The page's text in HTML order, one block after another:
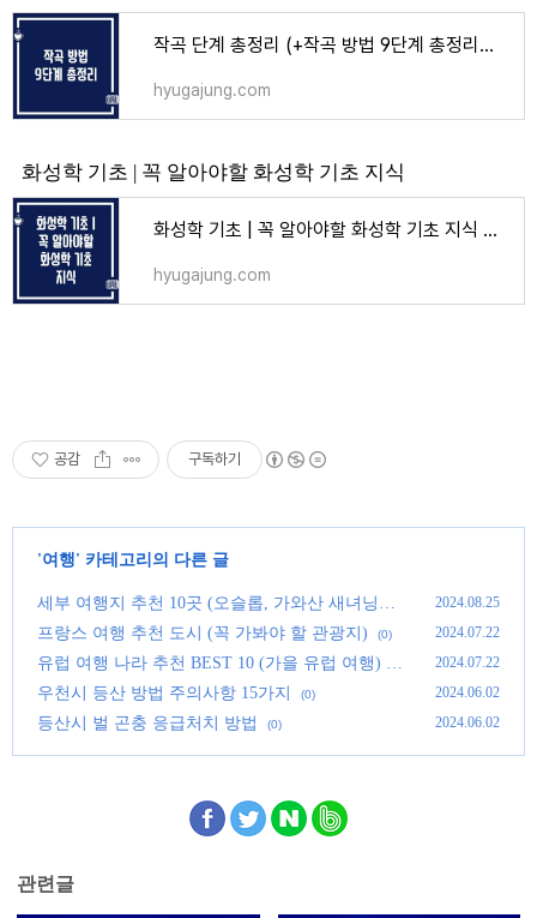
작곡 단계 총정리 (+작곡 방법 9단계 총정리) - 여가
hyugajung.com
화성학 기초 | 꼭 알아야할 화성학 기초 지식
화성학 기초 | 꼭 알아야할 화성학 기초 지식 - 여가
hyugajung.com
공감 구독하기
'여행' 카테고리의 다른 글
세부 여행지 추천 10곳 (오슬롭, 가와산 새녀닝
등)
(0)
2024.08.25
프랑스 여행 추천 도시 (꼭 가봐야 할 관광지) (0) 2024.07.22
유럽 여행 나라 추천 BEST 10 (가을 유럽 여행)
(0)
2024.07.22
우천시 등산 방법 주의사항 15가지 (0) 2024.06.02
등산시 벌 곤충 응급처치 방법 (0) 2024.06.02
관련글